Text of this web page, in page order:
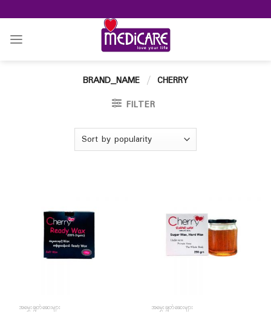
to
content
BRAND_NAME / CHERRY
FILTER
အမွှေးချွတ်ဆေးများ အမွှေးချွတ်ဆေးများ